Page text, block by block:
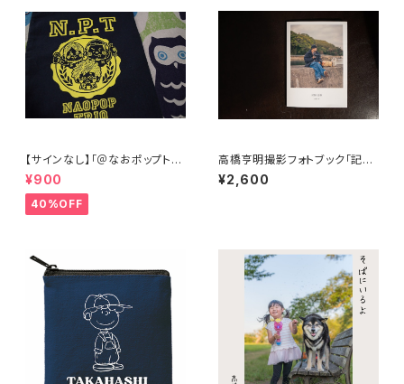
【サインなし】「＠なおポップトリ
オ巾着②」
¥900
40%OFF
高橋亨明撮影フォトブック｢記憶
と想像｣
¥2,600